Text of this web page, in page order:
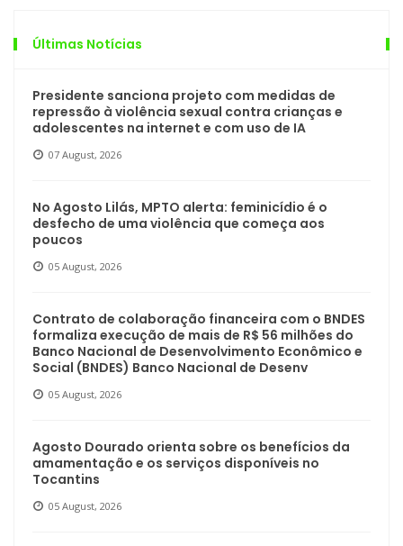
Últimas Notícias
Presidente sanciona projeto com medidas de
repressão à violência sexual contra crianças e
adolescentes na internet e com uso de IA
07 August, 2026
No Agosto Lilás, MPTO alerta: feminicídio é o
desfecho de uma violência que começa aos
poucos
05 August, 2026
Contrato de colaboração financeira com o BNDES
formaliza execução de mais de R$ 56 milhões do
Banco Nacional de Desenvolvimento Econômico e
Social (BNDES) Banco Nacional de Desenv
05 August, 2026
Agosto Dourado orienta sobre os benefícios da
amamentação e os serviços disponíveis no
Tocantins
05 August, 2026